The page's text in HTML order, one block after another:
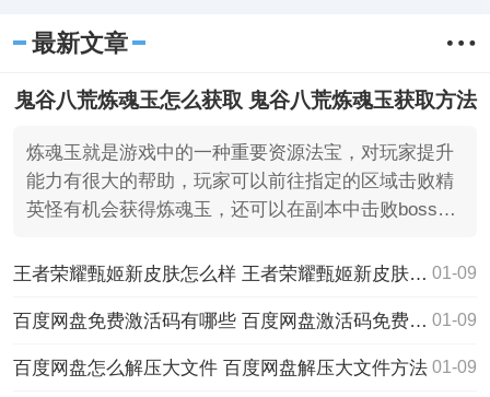
去!
最新文章
鬼谷八荒炼魂玉怎么获取 鬼谷八荒炼魂玉获取方法
炼魂玉就是游戏中的一种重要资源法宝，对玩家提升
能力有很大的帮助，玩家可以前往指定的区域击败精
英怪有机会获得炼魂玉，还可以在副本中击败boss获
王者荣耀甄姬新皮肤怎么样 王者荣耀甄姬新皮肤玩法技巧 01-09
百度网盘免费激活码有哪些 百度网盘激活码免费领取2025 01-09
百度网盘怎么解压大文件 百度网盘解压大文件方法 01-09